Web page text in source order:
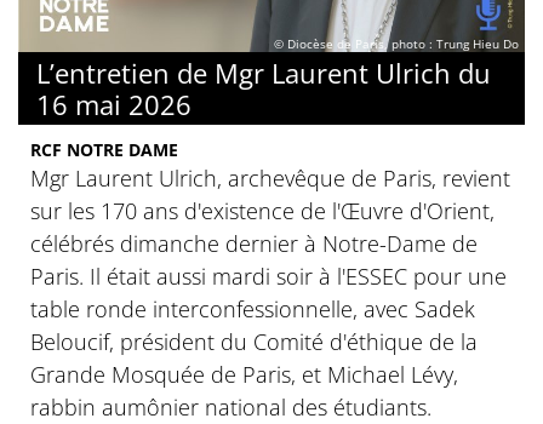
© Diocèse de Paris, photo : Trung Hieu Do
L’entretien de Mgr Laurent Ulrich du
16 mai 2026
RCF NOTRE DAME
Mgr Laurent Ulrich, archevêque de Paris, revient
sur les 170 ans d'existence de l'Œuvre d'Orient,
célébrés dimanche dernier à Notre-Dame de
Paris. Il était aussi mardi soir à l'ESSEC pour une
table ronde interconfessionnelle, avec Sadek
Beloucif, président du Comité d'éthique de la
Grande Mosquée de Paris, et Michael Lévy,
rabbin aumônier national des étudiants.